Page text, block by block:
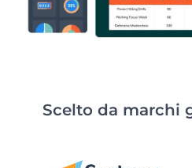
Scelto da marchi